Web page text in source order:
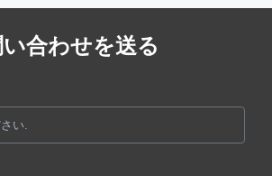
い合わせを送る